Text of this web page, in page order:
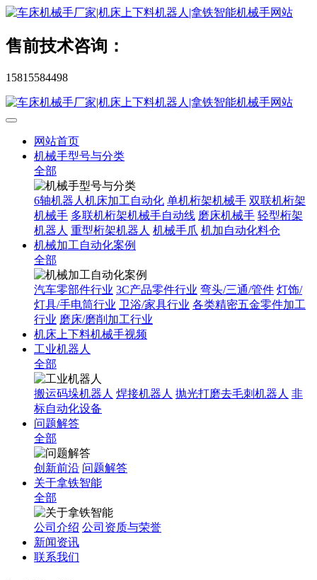
售前技术咨询：
15815584498
网站首页
机械手型号与分类
全部
6轴机器人机床加工自动化 单机桁架机械手 双联机桁架
机械手 多联机桁架机械手自动线 磨床机械手 轻型桁架
机器人 重型桁架机器人 机械手爪 机加自动化料仓
机械加工自动化案例
全部
汽车零部件行业 3C产品零件行业 弯头/三通/管件 灯饰/
灯具/手电筒行业 卫浴/家具行业 各类精密五金零件加工
行业 磨床/磨削加工行业
机床上下料机械手视频
工业机器人
全部
搬运码垛机器人 焊接机器人 抛光打磨去毛刺机器人 非
标自动化设备
问题解答
全部
创新前沿 问题解答
关于拿铁智能
全部
公司介绍 公司资质与荣誉
新闻资讯
联系我们